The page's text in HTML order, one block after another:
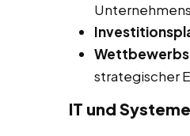
strategischer
IT und Systeme